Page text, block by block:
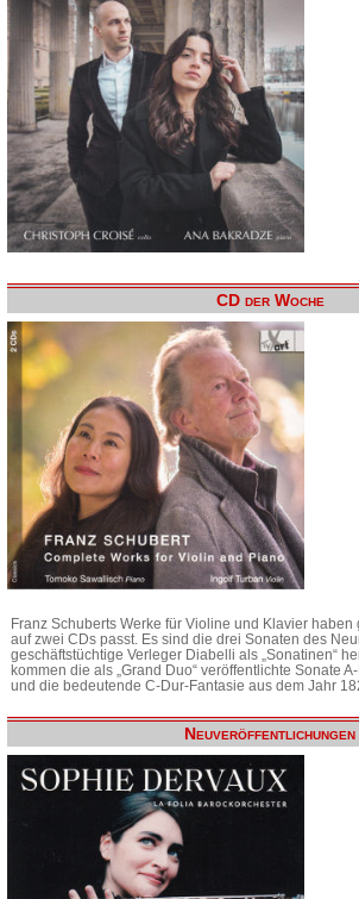
CD der Woche
Franz Schuberts Werke für Violine und Klavier
auf zwei CDs passt. Es sind die drei Sonaten des
geschäftstüchtige Verleger Diabelli als „Sonatinen“
kommen die als „Grand Duo“ veröffentlichte Sonate
und die bedeutende C-Dur-Fantasie aus dem Jahr
Neuveröffentlichungen